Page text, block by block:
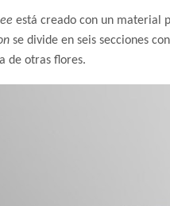
está creado con un material
se divide en seis secciones
de otras flores.